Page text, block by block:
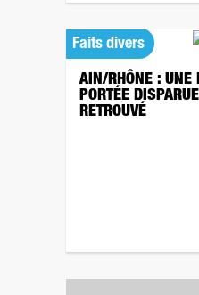
Faits divers
AIN/RHÔNE : UNE
PORTÉE
RETROUVÉ